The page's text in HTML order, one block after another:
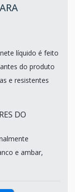
líquido é feito
do produto
e resistentes
DO
e ambar,